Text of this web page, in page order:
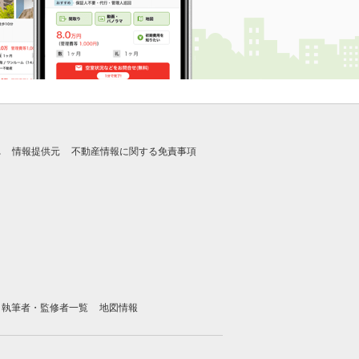
情報提供元 不動産情報に関する免責事項
執筆者・監修者一覧 地図情報